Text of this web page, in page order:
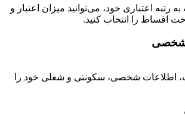
رتبه اعتباری خود، می‌توانید میزان اعتبار و
اقساط را انتخاب کنید.
اطلاعات شخصی، سکونتی و شغلی خود را